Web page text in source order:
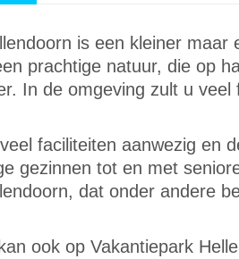
is een kleiner maar
prachtige natuur, die op
In de omgeving zult u veel
faciliteiten aanwezig en
gezinnen tot en met
dat onder andere
ook op Vakantiepark